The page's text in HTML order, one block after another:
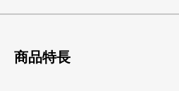
商品特長